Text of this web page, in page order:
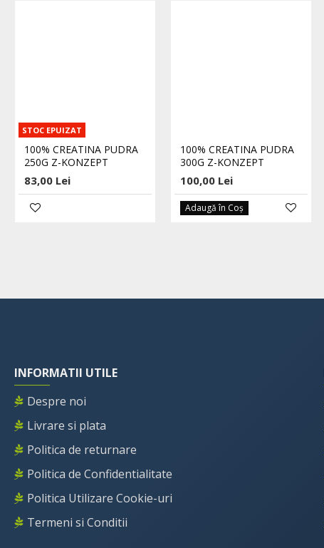
STOC EPUIZAT
100% CREATINA PUDRA
250G Z-KONZEPT
83,00 Lei
100% CREATINA PUDRA
300G Z-KONZEPT
100,00 Lei
Adaugă în Coş
INFORMATII UTILE
Despre noi
Livrare si plata
Politica de returnare
Politica de Confidentialitate
Politica Utilizare Cookie-uri
Termeni si Conditii